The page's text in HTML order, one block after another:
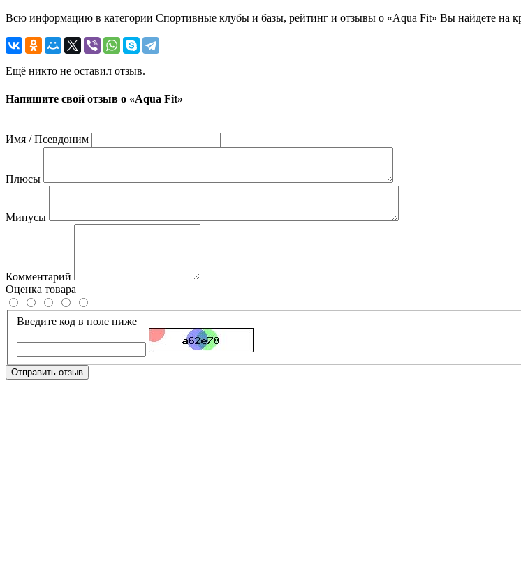
Всю информацию в категории Спортивные клубы и базы, рейтинг и отзывы о «Aqua Fit» Вы найдете на
Ещё никто не оставил отзыв.
Напишите свой отзыв о «Aqua Fit»
Имя / Псевдоним
Плюсы
Минусы
Комментарий
Оценка товара
Введите код в поле ниже
Отправить отзыв